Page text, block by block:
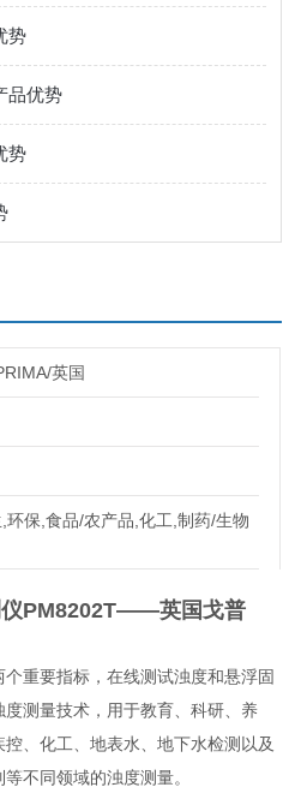
势
品优势
势
英国
环保,食品/农产品,化工,制药/生物
仪PM8202T——英国戈普
重要指标，在线测试浊度和悬浮固
测量技术，用于教育、科研、养
控、化工、地表水、地下水检测以及
不同领域的浊度测量。